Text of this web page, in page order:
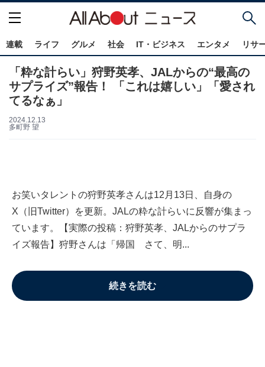
連載 ライフ グルメ 社会 IT・ビジネス エンタメ リサ
「粋な計らい」狩野英孝、JALからの“最高の
サプライズ”報告！ 「これは嬉しい」「愛され
てるなぁ」
2024.12.13
多町野 望
お笑いタレントの狩野英孝さんは12月13日、自身の
X（旧Twitter）を更新。JALの粋な計らいに反響が集まっ
ています。【実際の投稿：狩野英孝、JALからのサプラ
イズ報告】狩野さんは「帰国 さて、明...
続きを読む